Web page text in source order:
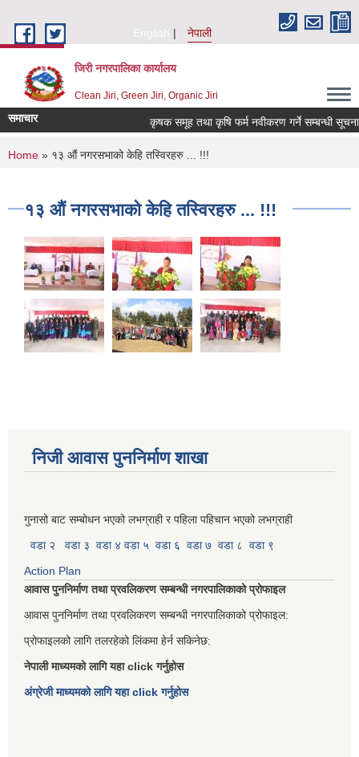
English
नेपाली
जिरी नगरपालिका कार्यालय
Clean Jiri, Green Jiri, Organic Jiri
समाचार कृषक समूह तथा कृषि फर्म नवीकरण गर्ने सम्बन्धी सूचना
You are here
Home » १३ औं नगरसभाको केहि तस्विरहरु ... !!!
१३ औं नगरसभाको केहि तस्विरहरु ... !!!
निजी आवास पुननिर्माण शाखा
गुनासो बाट सम्बोधन भएको लभग्राही र पहिला पहिचान भएको लभग्राही
वडा २
वडा ३ वडा ४ वडा ५ वडा ६ वडा ७ वडा ८ वडा ९
Action Plan
आवास पुननिर्माण तथा प्रवलिकरण सम्बन्धी नगरपालिकाको प्रोफाइल
आवास पुननिर्माण तथा प्रवलिकरण सम्बन्धी नगरपालिकाको प्रोफाइल:
प्रोफाइलको लागि तलरहेको लिंकमा हेर्न सकिनेछ:
नेपाली माध्यमको लागि यहा click गर्नुहोस
अंग्रेजी माध्यमको लागि यहा click गर्नुहोस